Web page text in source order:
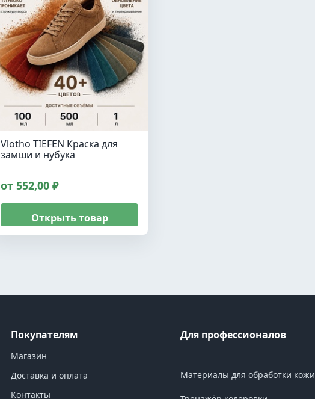
Vlotho TIEFEN Краска для
замши и нубука
от 552,00 ₽
Открыть товар
Покупателям
Магазин
Доставка и оплата
Контакты
Для профессионалов
Материалы для обработки кожи